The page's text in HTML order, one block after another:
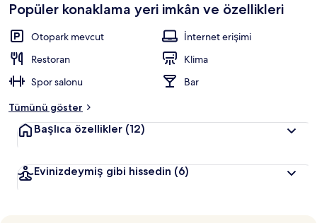
Popüler konaklama yeri imkân ve özellikleri
Otopark mevcut
İnternet erişimi
Restoran
Klima
Spor salonu
Bar
Tümünü göster
Başlıca özellikler (12)
Evinizdeymiş gibi hissedin (6)